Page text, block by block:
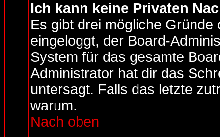
Ich kann keine Privaten
Es gibt drei mögliche
eingeloggt, der Board-
System für das gesamte
Administrator hat dir das
untersagt. Falls das letzte
warum.
Nach oben